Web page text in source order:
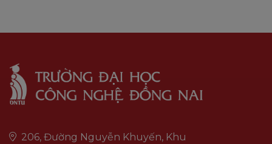
206, Đường Nguyễn Khuyến, Khu